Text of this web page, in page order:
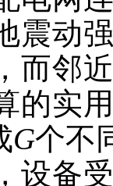
震动
而邻
的实
G个不
设备